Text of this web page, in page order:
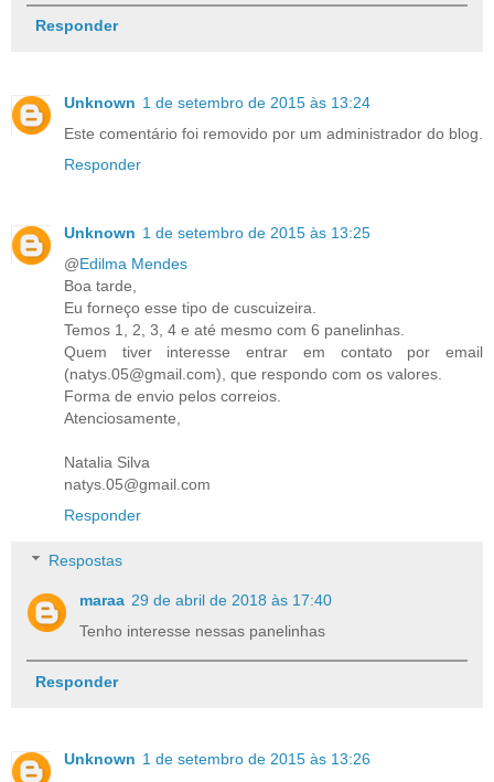
Responder
Unknown 1 de setembro de 2015 às 13:24
Este comentário foi removido por um administrador do blog.
Responder
Unknown 1 de setembro de 2015 às 13:25
@Edilma Mendes
Boa tarde,
Eu forneço esse tipo de cuscuizeira.
Temos 1, 2, 3, 4 e até mesmo com 6 panelinhas.
Quem tiver interesse entrar em contato por email
(natys.05@gmail.com), que respondo com os valores.
Forma de envio pelos correios.
Atenciosamente,
Natalia Silva
natys.05@gmail.com
Responder
Respostas
maraa 29 de abril de 2018 às 17:40
Tenho interesse nessas panelinhas
Responder
Unknown 1 de setembro de 2015 às 13:26